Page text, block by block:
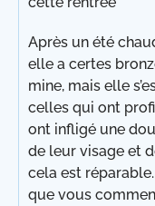
Après un été
elle a certes
mine, mais elle
celles qui ont
ont infligé une
de leur visage et
cela est
que vous